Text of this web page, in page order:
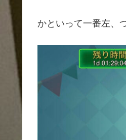
かといって一番左、